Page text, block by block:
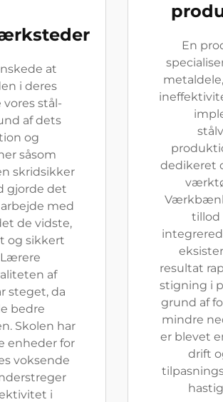
at
i deres
stål-
af dets
og
såsom
skridsikker
gjorde det
med
de vidste,
og sikkert
af
steget, da
bedre
Skolen har
enheder for
voksende
i
En
dedikeret
tillod
resultat
stigning i
grund af
mindre
er blevet
drift